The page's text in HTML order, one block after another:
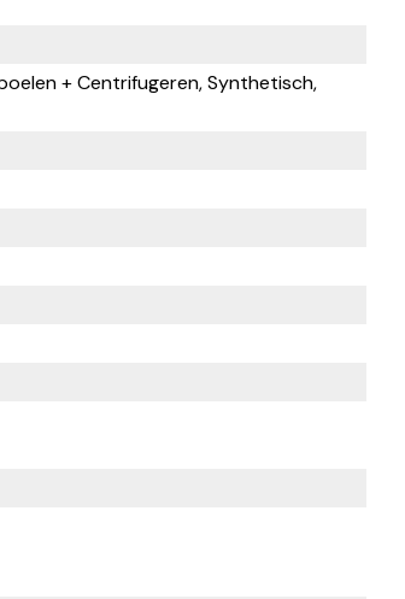
+ Centrifugeren, Synthetisch,